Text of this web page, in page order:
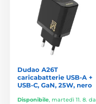
Dudao A26T
caricabatterie USB-A +
USB-C, GaN, 25W, nero
Disponibile, martedì 11. 8. da